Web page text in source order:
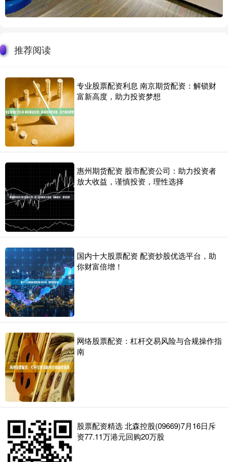
推荐阅读
专业股票配资利息 南京期货配资：解锁财
富新高度，助力投资梦想
惠州期货配资 股市配资公司：助力投资者
放大收益，谨慎投资，理性选择
国内十大股票配资 配资炒股优选平台，助
你财富倍增！
网络股票配资：杠杆交易风险与合规操作指
南
股票配资精选 北森控股(09669)7月16日斥
资77.11万港元回购20万股